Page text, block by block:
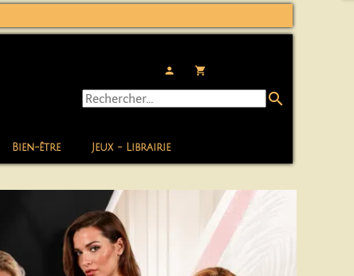
Bien-être Jeux - Librairie
person local_grocery_store
search